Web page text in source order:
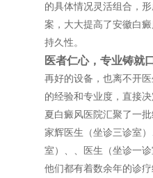
的具体情况灵活组合，
案，大大提高了安徽白
持久性。
医者仁心，专业铸就
再好的设备，也离不开
的经验和专业度，直接
夏白癜风医院汇聚了一
家辉医生（坐诊三诊室
室）、、医生（坐诊一
他们都有着数余年的诊